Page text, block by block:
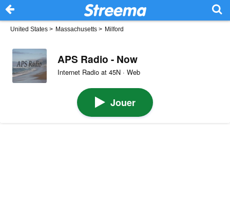
United States > Massachusetts > Milford
APS Radio - Now
Internet Radio at 45N · Web
Jouer